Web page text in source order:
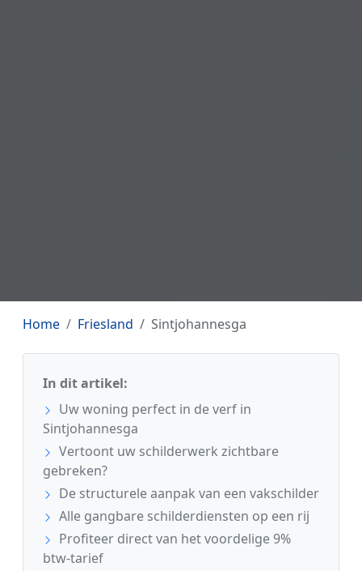
Home Friesland Sintjohannesga
In dit artikel:
Uw woning perfect in de verf in
Sintjohannesga
Vertoont uw schilderwerk zichtbare
gebreken?
De structurele aanpak van een vakschilder
Alle gangbare schilderdiensten op een rij
Profiteer direct van het voordelige 9%
btw-tarief